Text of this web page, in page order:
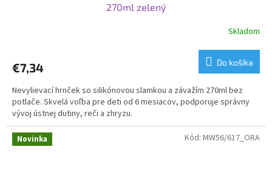
270ml zelený
Skladom
€7,34 Do košíka
Nevylievací hrnček so silikónovou slamkou a závažím 270ml bez
potlače. Skvelá voľba pre deti od 6 mesiacov, podporuje správny
vývoj ústnej dutiny, reči a zhryzu.
Novinka Kód: MW56/617_ORA